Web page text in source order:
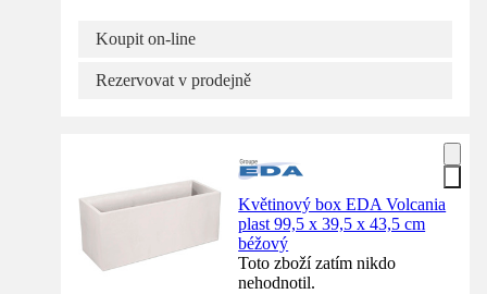
Koupit on-line
Rezervovat v prodejně
Květinový box EDA Volcania
plast 99,5 x 39,5 x 43,5 cm
béžový
Toto zboží zatím nikdo
nehodnotil.